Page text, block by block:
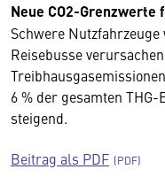
Neue CO2-
Schwere
Reisebusse
6 % der gesamten
steigend.
Beitrag als PDF